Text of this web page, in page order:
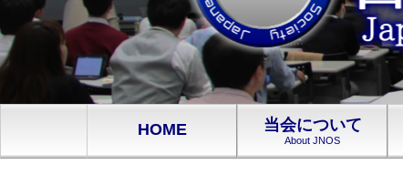
HOME 当会について
About JNOS